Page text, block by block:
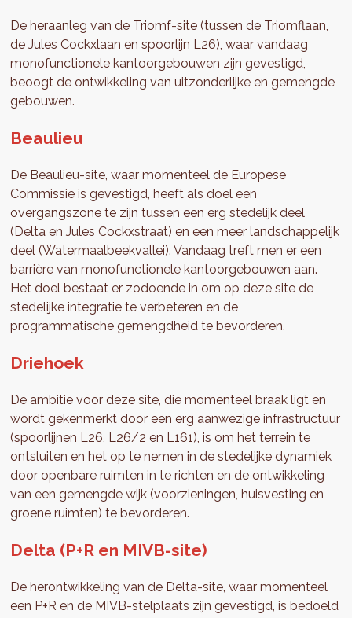
De heraanleg van de Triomf-site (tussen de Triomflaan,
de Jules Cockxlaan en spoorlijn L26), waar vandaag
monofunctionele kantoorgebouwen zijn gevestigd,
beoogt de ontwikkeling van uitzonderlijke en gemengde
gebouwen.
Beaulieu
De Beaulieu-site, waar momenteel de Europese
Commissie is gevestigd, heeft als doel een
overgangszone te zijn tussen een erg stedelijk deel
(Delta en Jules Cockxstraat) en een meer landschappelijk
deel (Watermaalbeekvallei). Vandaag treft men er een
barrière van monofunctionele kantoorgebouwen aan.
Het doel bestaat er zodoende in om op deze site de
stedelijke integratie te verbeteren en de
programmatische gemengdheid te bevorderen.
Driehoek
De ambitie voor deze site, die momenteel braak ligt en
wordt gekenmerkt door een erg aanwezige infrastructuur
(spoorlijnen L26, L26/2 en L161), is om het terrein te
ontsluiten en het op te nemen in de stedelijke dynamiek
door openbare ruimten in te richten en de ontwikkeling
van een gemengde wijk (voorzieningen, huisvesting en
groene ruimten) te bevorderen.
Delta (P+R en MIVB-site)
De herontwikkeling van de Delta-site, waar momenteel
een P+R en de MIVB-stelplaats zijn gevestigd, is bedoeld